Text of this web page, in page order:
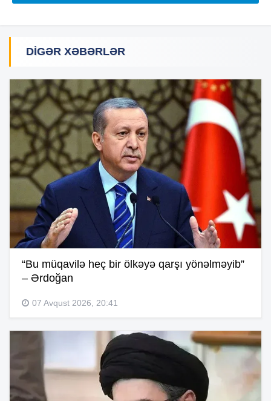
DIGƏR XƏBƏRLƏR
“Bu müqavilə heç bir ölkəyə qarşı yönəlməyib”
– Ərdoğan
07 Avqust 2026, 20:41